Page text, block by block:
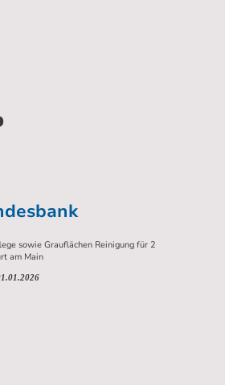
sowie Grauflächen Reinigung für 2
am Main